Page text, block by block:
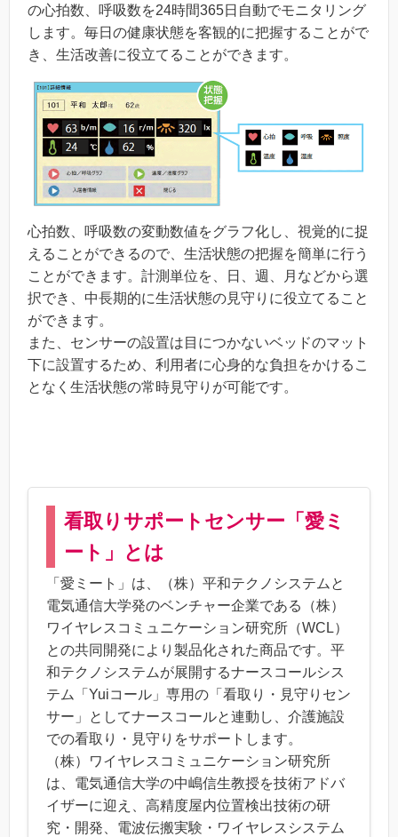
の心拍数、呼吸数を24時間365日自動でモニタリング
します。毎日の健康状態を客観的に把握することがで
き、生活改善に役立てることができます。
心拍数、呼吸数の変動数値をグラフ化し、視覚的に捉
えることができるので、生活状態の把握を簡単に行う
ことができます。計測単位を、日、週、月などから選
択でき、中長期的に生活状態の見守りに役立てること
ができます。
また、センサーの設置は目につかないベッドのマット
下に設置するため、利用者に心身的な負担をかけるこ
となく生活状態の常時見守りが可能です。
看取りサポートセンサー「愛ミ
ート」とは
「愛ミート」は、（株）平和テクノシステムと
電気通信大学発のベンチャー企業である（株）
ワイヤレスコミュニケーション研究所（WCL）
との共同開発により製品化された商品です。平
和テクノシステムが展開するナースコールシス
テム「Yuiコール」専用の「看取り・見守りセン
サー」としてナースコールと連動し、介護施設
での看取り・見守りをサポートします。
（株）ワイヤレスコミュニケーション研究所
は、電気通信大学の中嶋信生教授を技術アドバ
イザーに迎え、高精度屋内位置検出技術の研
究・開発、電波伝搬実験・ワイヤレスシステム